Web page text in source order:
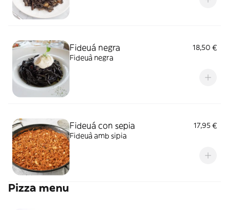
Fideuá negra
18,50 €
Fideuà negra
Fideuá con sepia
17,95 €
Fideuà amb sipia
Pizza menu